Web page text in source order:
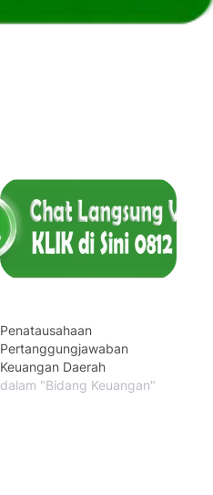
Penatausahaan
Pertanggungjawaban
Keuangan Daerah
dalam "Bidang Keuangan"